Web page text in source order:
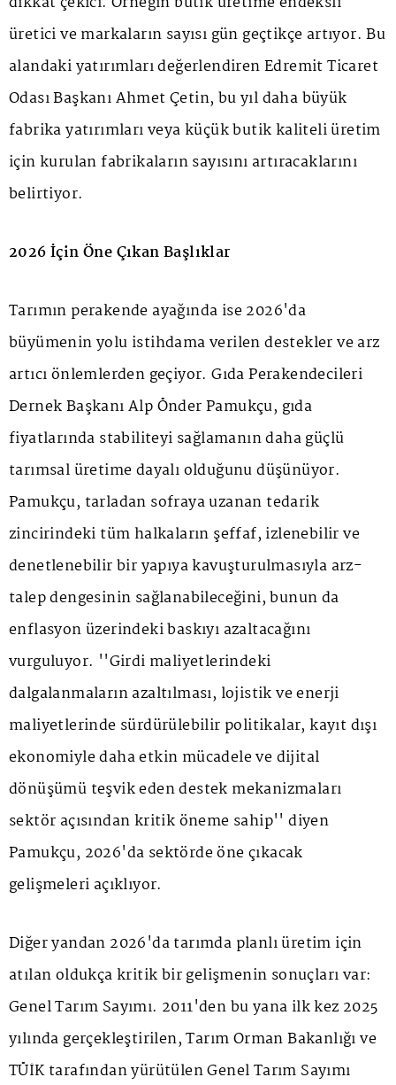
üretici ve markaların sayısı gün geçtikçe artıyor. Bu
alandaki yatırımları değerlendiren Edremit Ticaret
Odası Başkanı Ahmet Çetin, bu yıl daha büyük
fabrika yatırımları veya küçük butik kaliteli üretim
için kurulan fabrikaların sayısını artıracaklarını
belirtiyor.
2026 İçin Öne Çıkan Başlıklar
Tarımın perakende ayağında ise 2026'da
büyümenin yolu istihdama verilen destekler ve arz
artıcı önlemlerden geçiyor. Gıda Perakendecileri
Dernek Başkanı Alp Önder Pamukçu, gıda
fiyatlarında stabiliteyi sağlamanın daha güçlü
tarımsal üretime dayalı olduğunu düşünüyor.
Pamukçu, tarladan sofraya uzanan tedarik
zincirindeki tüm halkaların şeffaf, izlenebilir ve
denetlenebilir bir yapıya kavuşturulmasıyla arz-
talep dengesinin sağlanabileceğini, bunun da
enflasyon üzerindeki baskıyı azaltacağını
vurguluyor. ''Girdi maliyetlerindeki
dalgalanmaların azaltılması, lojistik ve enerji
maliyetlerinde sürdürülebilir politikalar, kayıt dışı
ekonomiyle daha etkin mücadele ve dijital
dönüşümü teşvik eden destek mekanizmaları
sektör açısından kritik öneme sahip'' diyen
Pamukçu, 2026'da sektörde öne çıkacak
gelişmeleri açıklıyor.
Diğer yandan 2026'da tarımda planlı üretim için
atılan oldukça kritik bir gelişmenin sonuçları var:
Genel Tarım Sayımı. 2011'den bu yana ilk kez 2025
yılında gerçekleştirilen, Tarım Orman Bakanlığı ve
TÜİK tarafından yürütülen Genel Tarım Sayımı